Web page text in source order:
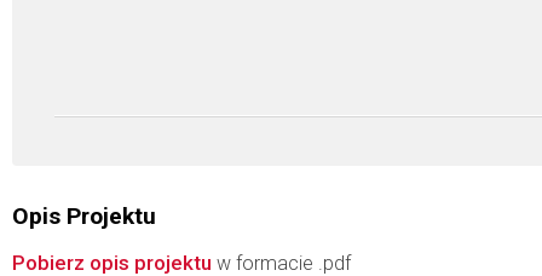
Opis Projektu
Pobierz opis projektu w formacie .pdf